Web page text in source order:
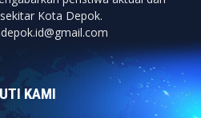
Kota Depok.
KAMI